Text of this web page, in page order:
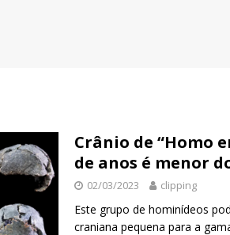
Crânio de “Homo
de anos é menor
02/03/2023 clipping
Este grupo de hominídeos
craniana pequena para a